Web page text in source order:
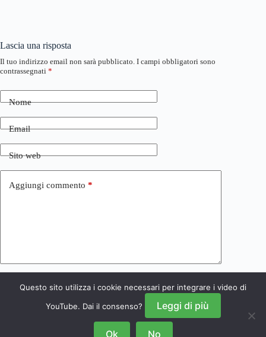
Lascia una risposta
Il tuo indirizzo email non sarà pubblicato. I campi obbligatori sono
contrassegnati *
Nome
Email
Sito web
Aggiungi commento *
Invia commento
Questo sito utilizza i cookie necessari per integrare i video di
YouTube. Dai il consenso?
Leggi di più
Ok No